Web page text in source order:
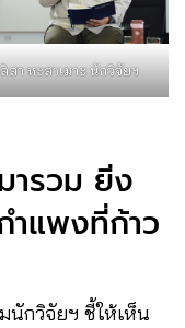
สา หะสาเมาะ นักวิจัยฯ
ารวม ยิ่ง
ำแพงที่ก้าว
กวิจัยฯ ชี้ให้เห็น